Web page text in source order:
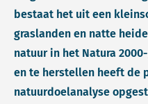
bestaat het uit een
graslanden en natte
natuur in het Natura
en te herstellen heeft de
natuurdoelanalyse